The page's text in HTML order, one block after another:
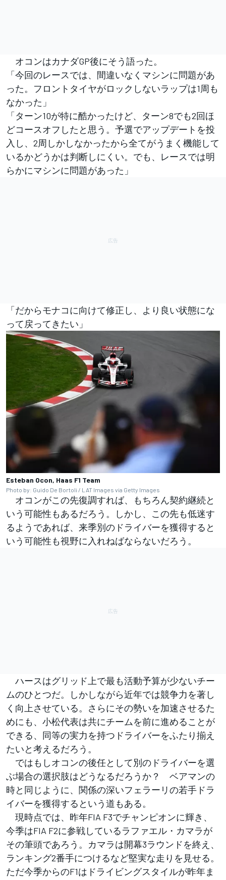
オコンはカナダGP後にそう語った。
「今回のレースでは、間違いなくマシンに問題があ
った。フロントタイヤがロックしないラップは1周も
なかった」
「ターン10が特に酷かったけど、ターン8でも2回ほ
どコースオフしたと思う。予選でアップデートを投
入し、2周しかしなかったから全てがうまく機能して
いるかどうかは判断しにくい。でも、レースでは明
らかにマシンに問題があった」
「だからモナコに向けて修正し、より良い状態にな
って戻ってきたい」
Esteban Ocon, Haas F1 Team
Photo by: Guido De Bortoli / LAT Images via Getty Images
オコンがこの先復調すれば、もちろん契約継続と
いう可能性もあるだろう。しかし、この先も低迷す
るようであれば、来季別のドライバーを獲得すると
いう可能性も視野に入れねばならないだろう。
ハースはグリッド上で最も活動予算が少ないチー
ムのひとつだ。しかしながら近年では競争力を著し
く向上させている。さらにその勢いを加速させるた
めにも、小松代表は共にチームを前に進めることが
できる、同等の実力を持つドライバーをふたり揃え
たいと考えるだろう。
ではもしオコンの後任として別のドライバーを選
ぶ場合の選択肢はどうなるだろうか？ ベアマンの
時と同じように、関係の深いフェラーリの若手ドラ
イバーを獲得するという道もある。
現時点では、昨年FIA F3でチャンピオンに輝き、
今季はFIA F2に参戦しているラファエル・カマラが
その筆頭であろう。カマラは開幕3ラウンドを終え、
ランキング2番手につけるなど堅実な走りを見せる。
ただ今季からのF1はドライビングスタイルが昨年ま